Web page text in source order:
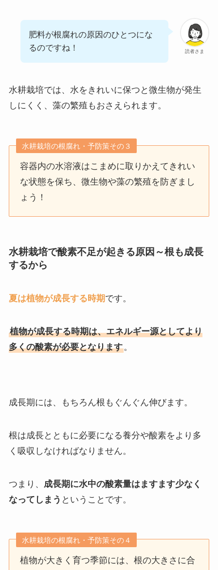
読者さま
肥料が根腐れの原因のひとつにな
るのですね！
水耕栽培では、水をきれいに保つと微生物が発生
しにくく、藻の繁殖もおさえられます。
水耕栽培の根腐れ・予防策その３
容器内の水溶液はこまめに取りかえてきれい
な状態を保ち、微生物や藻の繁殖を防ぎまし
ょう！
水耕栽培で酸素不足が起きる原因～根も成長
するから
夏は植物が成長する時期です。
植物が成長する時期は、エネルギー源としてより
多くの酸素が必要となります。
成長期には、もちろん根もぐんぐん伸びます。
根は成長とともに必要になる養分や酸素をより多
く吸収しなければなりません。
つまり、 成長期に水中の酸素量はますます少なく
なってしまう ということです。
水耕栽培の根腐れ・予防策その４
植物が大きく育つ季節には、根の大きさに合